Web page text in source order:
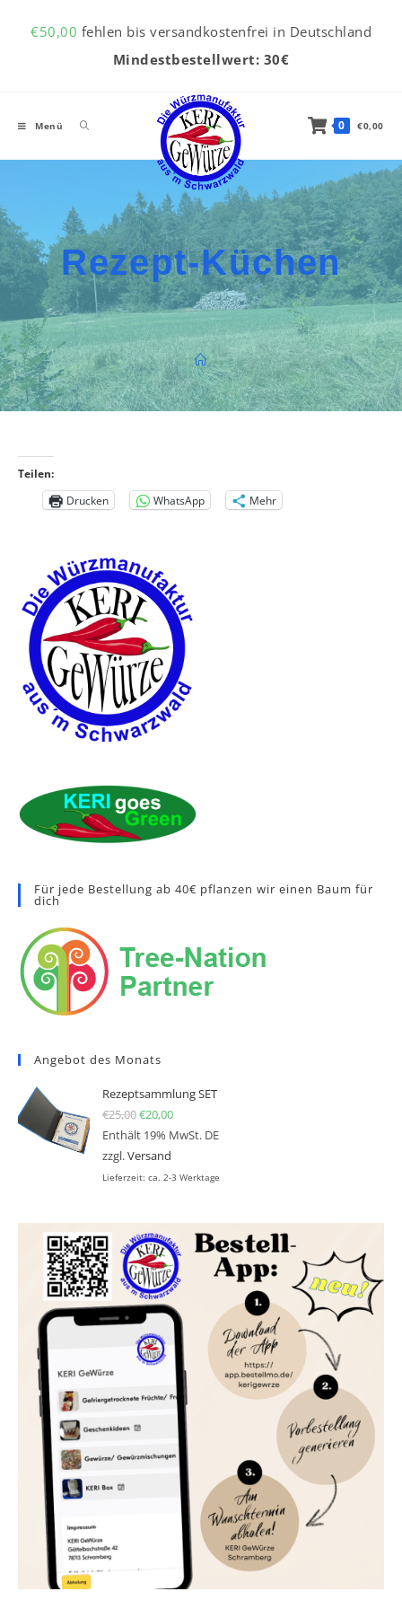
€50,00 fehlen bis versandkostenfrei in Deutschland
Mindestbestellwert: 30€
Menü 0 €0,00
Rezept-Küchen
Teilen:
Drucken
WhatsApp Mehr
Für jede Bestellung ab 40€ pflanzen wir einen Baum für
dich
Angebot des Monats
Rezeptsammlung SET
€25,00Ursprünglicher Preis war: €25,00
€20,00Aktueller Preis ist: €20,00.
Enthält 19% MwSt. DE
zzgl.Versand
Lieferzeit: ca. 2-3 Werktage